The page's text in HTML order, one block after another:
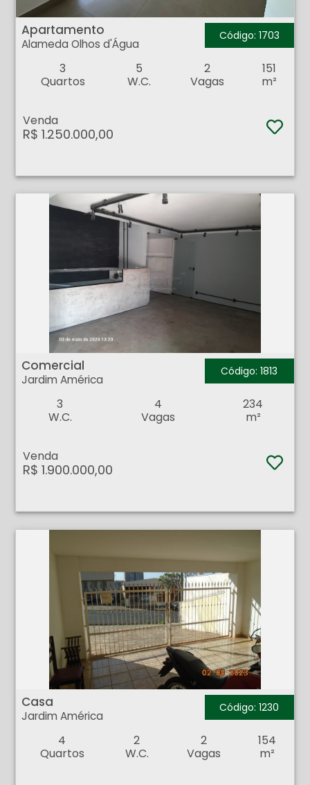
Apartamento - Alameda Olhos d'Água - Ribeirão Preto
Apartamento
Alameda Olhos d'Água
Código: 1703
3
Quartos
5
W.C.
2
Vagas
151
m²
Venda
R$ 1.250.000,00
Comercial - Jardim América - Ribeirão Preto
Comercial
Jardim América
Código: 1813
3
W.C.
4
Vagas
234
m²
Venda
R$ 1.900.000,00
Casa - Jardim América - Ribeirão Preto
Casa
Jardim América
Código: 1230
4
Quartos
2
W.C.
2
Vagas
154
m²